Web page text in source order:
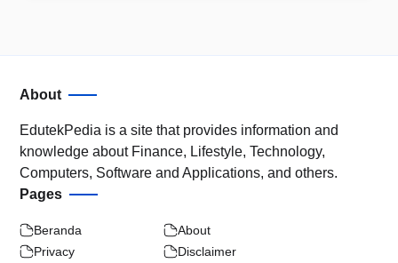
About
EdutekPedia is a site that provides information and
knowledge about Finance, Lifestyle, Technology,
Computers, Software and Applications, and others.
Pages
Beranda
About
Privacy
Disclaimer